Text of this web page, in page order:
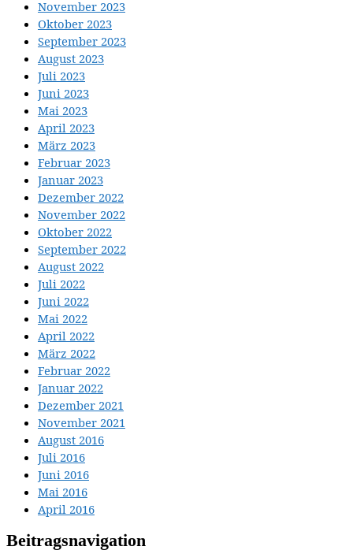
November 2023
Oktober 2023
September 2023
August 2023
Juli 2023
Juni 2023
Mai 2023
April 2023
März 2023
Februar 2023
Januar 2023
Dezember 2022
November 2022
Oktober 2022
September 2022
August 2022
Juli 2022
Juni 2022
Mai 2022
April 2022
März 2022
Februar 2022
Januar 2022
Dezember 2021
November 2021
August 2016
Juli 2016
Juni 2016
Mai 2016
April 2016
Beitragsnavigation